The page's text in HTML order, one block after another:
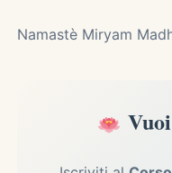
Namastè Miryam